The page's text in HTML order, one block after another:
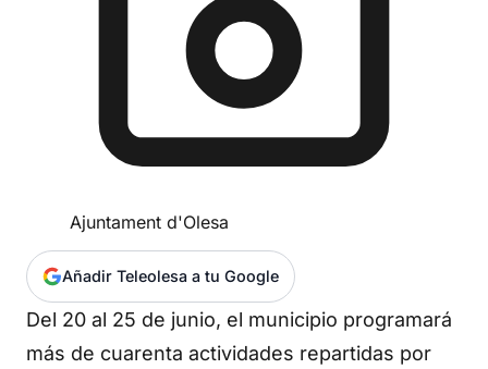
Ajuntament d'Olesa
Añadir Teleolesa a tu Google
Del 20 al 25 de junio, el municipio programará
más de cuarenta actividades repartidas por